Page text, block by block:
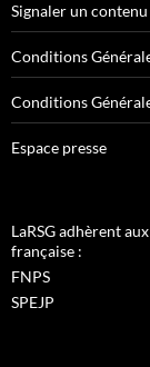
Signaler un
Conditions
Conditions
Espace presse
LaRSG adhèrent
française :
FNPS
SPEJP